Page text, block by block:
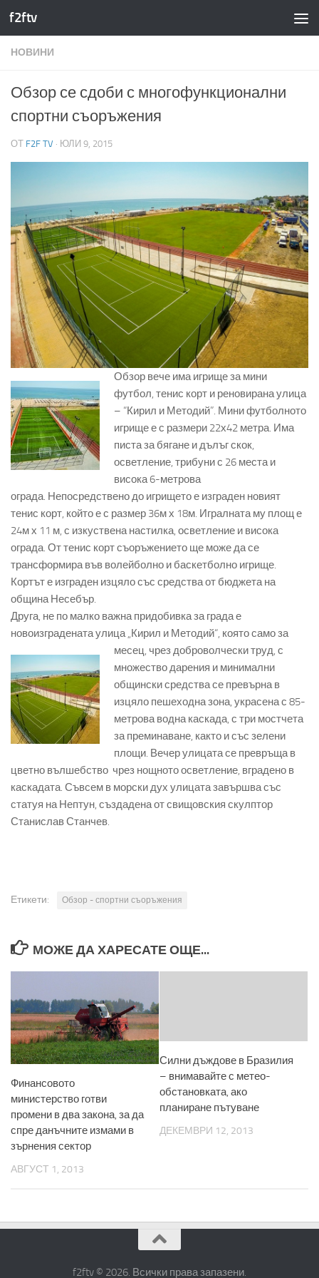
Към съдържанието
f2ftv
НОВИНИ
Обзор се сдоби с многофункционални
спортни съоръжения
ОТ F2F TV · ЮЛИ 9, 2015
Обзор вече има игрище за мини
футбол, тенис корт и реновирана улица
– “Кирил и Методий”. Мини футболното
игрище е с размери 22х42 метра. Има
писта за бягане и дълъг скок,
осветление, трибуни с 26 места и
висока 6-метрова
ограда. Непосредствено до игрището е изграден новият
тенис корт, който е с размер 36м х 18м. Игралната му площ е
24м х 11 м, с изкуствена настилка, осветление и висока
ограда. От тенис корт съоръжението ще може да се
трансформира във волейболно и баскетболно игрище.
Кортът е изграден изцяло със средства от бюджета на
община Несебър.
Друга, не по малко важна придобивка за града е
новоизградената улица „Кирил и Методий“, която само за
месец, чрез доброволчески труд, с
множество дарения и минимални
общински средства се превърна в
изцяло пешеходна зона, украсена с 85-
метрова водна каскада, с три мостчета
за преминаване, както и със зелени
площи. Вечер улицата се превръща в
цветно вълшебство чрез нощното осветление, вградено в
каскадата. Съвсем в морски дух улицата завършва със
статуя на Нептун, създадена от свищовския скулптор
Станислав Станчев.
Етикети: Обзор - спортни съоръжения
МОЖЕ ДА ХАРЕСАТЕ ОЩЕ...
Финансовото
министерство готви
промени в два закона, за да
спре данъчните измами в
зърнения сектор
АВГУСТ 1, 2013
Силни дъждове в Бразилия
– внимавайте с метео-
обстановката, ако
планиране пътуване
ДЕКЕМВРИ 12, 2013
f2ftv © 2026. Всички права запазени.